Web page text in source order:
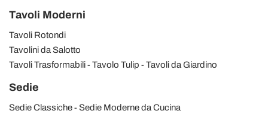
Tavoli Moderni
Tavoli Rotondi
Tavolini da Salotto
Tavoli Trasformabili
Tavolo Tulip Tavoli da Giardino
Sedie
Sedie Classiche
Sedie Moderne da Cucina